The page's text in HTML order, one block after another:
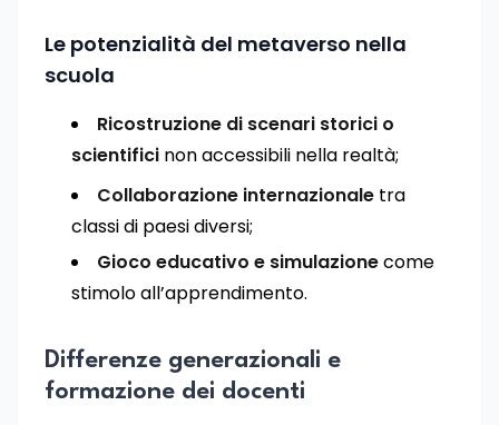
Le potenzialità del metaverso nella
scuola
Ricostruzione di scenari storici o
scientifici non accessibili nella realtà;
Collaborazione internazionale tra
classi di paesi diversi;
Gioco educativo e simulazionecome
stimolo all’apprendimento.
Differenze generazionali e
formazione dei docenti